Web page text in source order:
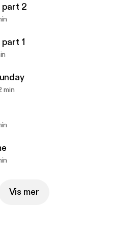
part 2
1
min
Vis mer